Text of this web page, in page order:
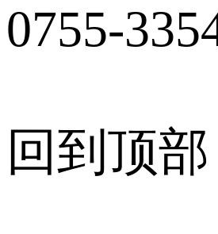
0755-
回到顶部